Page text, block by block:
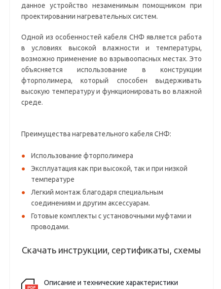
данное устройство незаменимым помощником при
проектировании нагревательных систем.
Одной из особенностей кабеля СНФ является работа
в условиях высокой влажности и температуры,
возможно применение во взрывоопасных местах. Это
объясняется использование в конструкции
фторполимера, который способен выдерживать
высокую температуру и функционировать во влажной
среде.
Преимущества нагревательного кабеля СНФ:
Использование фторполимера
Эксплуатация как при высокой, так и при низкой
температуре
Легкий монтаж благодаря специальным
соединениям и другим аксессуарам.
Готовые комплекты с установочными муфтами и
проводами.
Скачать инструкции, сертификаты, схемы
Описание и технические характеристики